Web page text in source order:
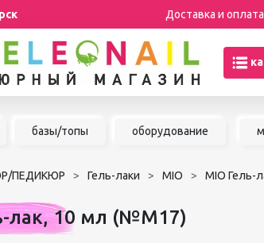
Доставка и оплата
Распродажа
НАРАЩИВАНИЕ РЕСНИЦ
ШУГАРИНГ/ДЕПИЛЯЦИЯ
базы/топы оборудование
ПЕДИКЮР Гель-лаки MIO MIO Гель-
лак, 10 мл (№М17)